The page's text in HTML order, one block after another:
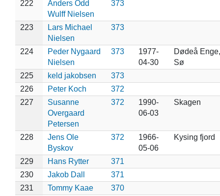
222
Anders Odd
Wulff Nielsen
373
223
Lars Michael
Nielsen
373
224
Peder Nygaard
Nielsen
373
1977-
04-30
Dødeå
Sø
225
keld jakobsen
373
226
Peter Koch
372
227
Susanne
Overgaard
Petersen
372
1990-
06-03
Skagen
228
Jens Ole
Byskov
372
1966-
05-06
Kysing fjord
229 Hans Rytter
371
230
Jakob Dall
371
231
Tommy Kaae 370